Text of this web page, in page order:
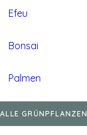
Efeu
Bonsai
Palmen
ALLE GRÜNPFLANZEN